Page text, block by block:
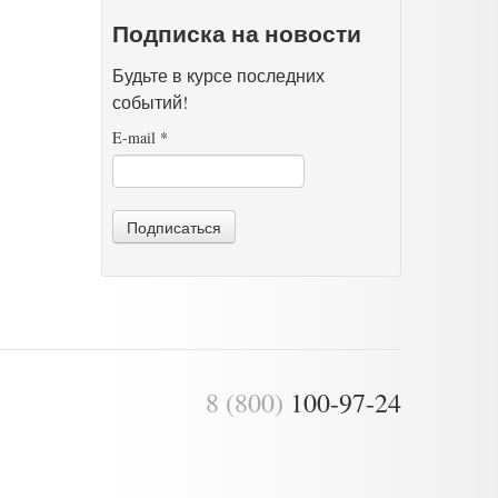
Подписка на новости
Будьте в курсе последних
событий!
E-mail *
Подписаться
8 (800) 100-97-24